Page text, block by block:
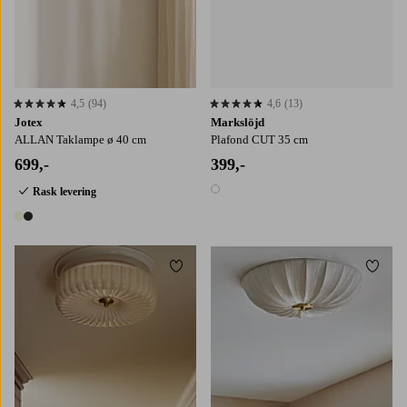
Jotex
ALLAN Taklampe ø 40 cm
699,-
Rask levering
2 farger
4,5 basert på 94 karaktergivninger
4,5 (94)
Markslöjd
Plafond CUT 35 cm
399,-
1 farge
4,6 basert på 13 karaktergivninger
4,6 (13)
Legg til favoritter